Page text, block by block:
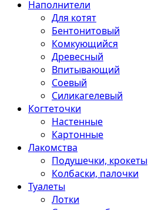
Наполнители
Для котят
Бентонитовый
Комкующийся
Древесный
Впитывающий
Соевый
Силикагелевый
Когтеточки
Настенные
Картонные
Лакомства
Подушечки, крокеты
Колбаски, палочки
Туалеты
Лотки